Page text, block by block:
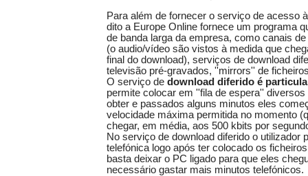
Para além de fornecer o serviço de acesso
dito a Europe Online fornece um programa
de banda larga da empresa, como canais
(o audio/vídeo são vistos à medida que
final do download), serviços de download
televisão pré-gravados, ''mirrors'' de
O serviço de download diferido é
permite colocar em ''fila de espera''
obter e passados alguns minutos eles
velocidade máxima permitida no momento
chegar, em média, aos 500 kbits por
No serviço de download diferido o utilizador
telefónica logo após ter colocado os
basta deixar o PC ligado para que eles
necessário gastar mais minutos telefónicos.